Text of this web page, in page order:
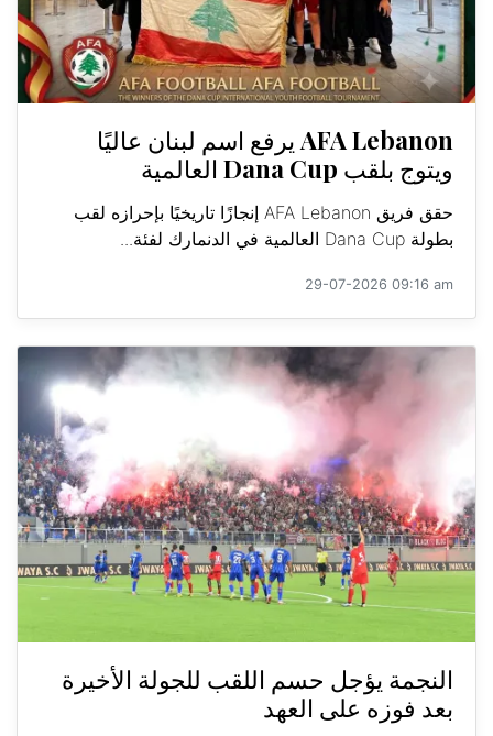
AFA Lebanon يرفع اسم لبنان عاليًا
ويتوج بلقب Dana Cup العالمية
حقق فريق AFA Lebanon إنجازًا تاريخيًا بإحرازه لقب
بطولة Dana Cup العالمية في الدنمارك لفئة...
29-07-2026 09:16 am
النجمة يؤجل حسم اللقب للجولة الأخيرة
بعد فوزه على العهد